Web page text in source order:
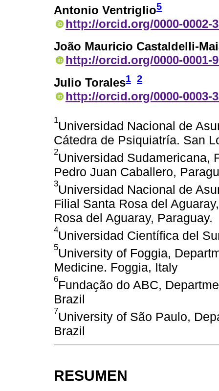
Antonio Ventriglio5
http://orcid.org/0000-0002-
João Mauricio Castaldelli-
http://orcid.org/0000-0001-
Julio Torales1 2
http://orcid.org/0000-0003-
1Universidad Nacional de
Cátedra de Psiquiatría. San
2Universidad Sudamericana,
Pedro Juan Caballero,
3Universidad Nacional de
Filial Santa Rosa del
Rosa del Aguaray, Paraguay.
4Universidad Científica del
5University of Foggia,
Medicine. Foggia, Italy
6Fundação do ABC,
Brazil
7University of São Paulo,
Brazil
RESUMEN